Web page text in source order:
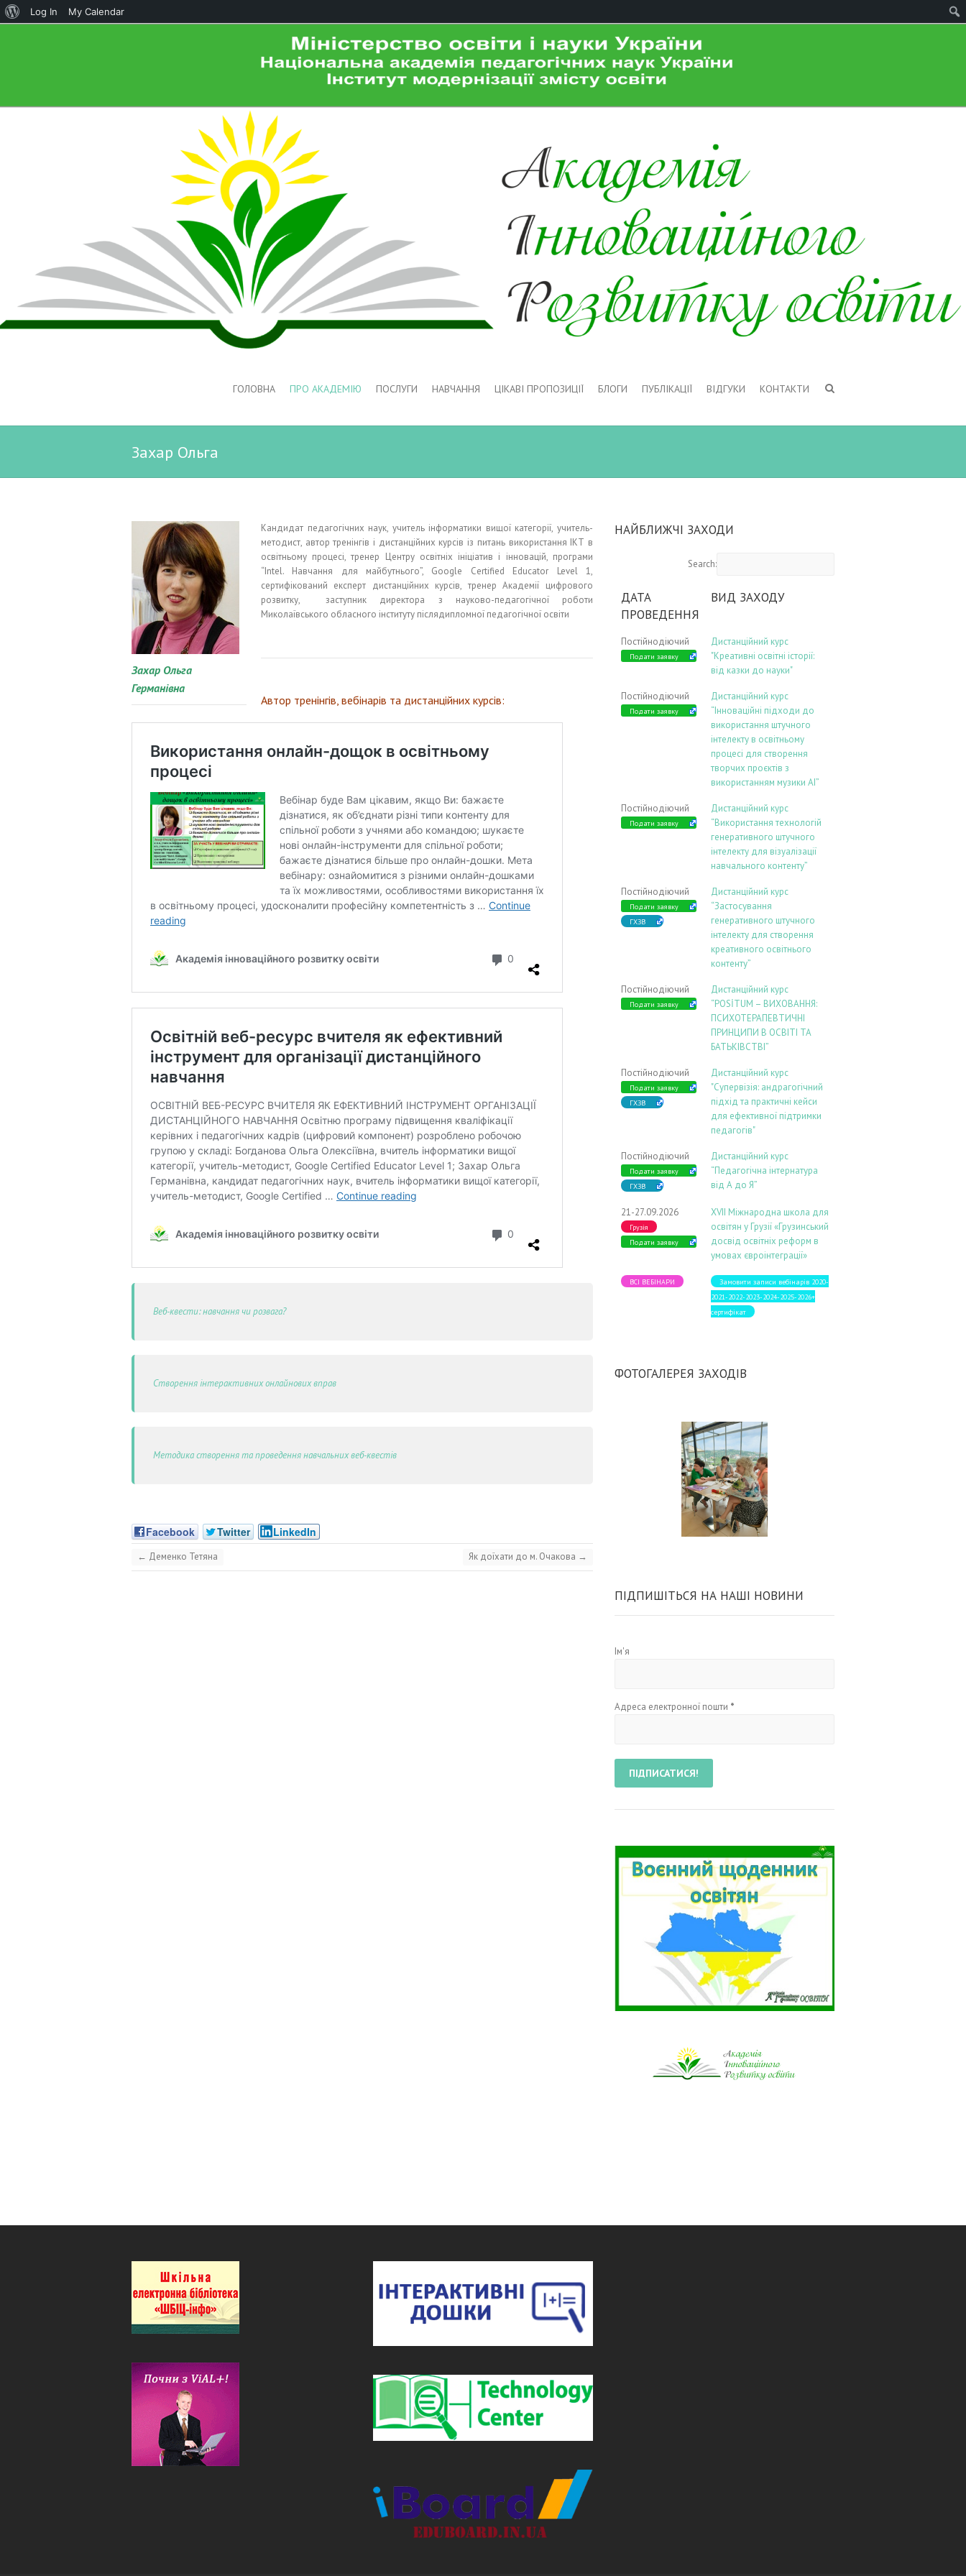
ГОЛОВНА ПРО АКАДЕМІЮ ПОСЛУГИ НАВЧАННЯ ЦІКАВІ ПРОПОЗИЦІЇ БЛОГИ ПУБЛІКАЦІЇ ВІДГУКИ КОНТАКТИ
Захар Ольга
Захар Ольга
Германівна
Кандидат педагогічних наук, учитель інформатики вищої категорії, учитель-
методист, автор тренінгів і дистанційних курсів із питань використання ІКТ в
освітньому процесі, тренер Центру освітніх ініціатив і інновацій, програми
“Intel. Навчання для майбутнього”, Google Certified Educator Level 1,
сертифікований експерт дистанційних курсів, тренер Академії цифрового
розвитку, заступник директора з науково-педагогічної роботи
Миколаївського обласного інституту післядипломної педагогічної освіти
Автор тренінгів, вебінарів та дистанційних курсів:
Веб-квести: навчання чи розвага?
Створення інтерактивних онлайнових вправ
Методика створення та проведення навчальних веб-квестів
Facebook Twitter LinkedIn
← Деменко Тетяна Як доїхати до м. Очакова →
НАЙБЛИЖЧІ ЗАХОДИ
Search:
ДАТА
ПРОВЕДЕННЯ
ВИД ЗАХОДУ
Постійнодіючий
Подати заявку
Дистанційний курс
"Креативні освітні історії:
від казки до науки"
Постійнодіючий
Подати заявку
Дистанційний курс
“Інноваційні підходи до
використання штучного
інтелекту в освітньому
процесі для створення
творчих проєктів з
використанням музики АІ”
Постійнодіючий
Подати заявку
Дистанційний курс
“Використання технологій
генеративного штучного
інтелекту для візуалізації
навчального контенту”
Постійнодіючий
Подати заявку
ГХЗВ
Дистанційний курс
“Застосування
генеративного штучного
інтелекту для створення
креативного освітнього
контенту”
Постійнодіючий
Подати заявку
Дистанційний курс
“POSİTUM – ВИХОВАННЯ:
ПСИХОТЕРАПЕВТИЧНІ
ПРИНЦИПИ В ОСВІТІ ТА
БАТЬКІВСТВІ”
Постійнодіючий
Подати заявку
ГХЗВ
Дистанційний курс
"Супервізія: андрагогічний
підхід та практичні кейси
для ефективної підтримки
педагогів"
Постійнодіючий
Подати заявку
ГХЗВ
Дистанційний курс
“Педагогічна інтернатура
від А до Я”
21-27.09.2026
Грузія
Подати заявку
ХVIІ Міжнародна школа для
освітян у Грузії «Грузинський
досвід освітніх реформ в
умовах євроінтеграції»
ВСІ ВЕБІНАРИ
Замовити записи вебінарів 2020-
2021-2022-2023-2024-2025-2026+
сертифікат
ФОТОГАЛЕРЕЯ ЗАХОДІВ
ПІДПИШІТЬСЯ НА НАШІ НОВИНИ
Ім'я
Адреса електронної пошти *
About
Log In My Calendar